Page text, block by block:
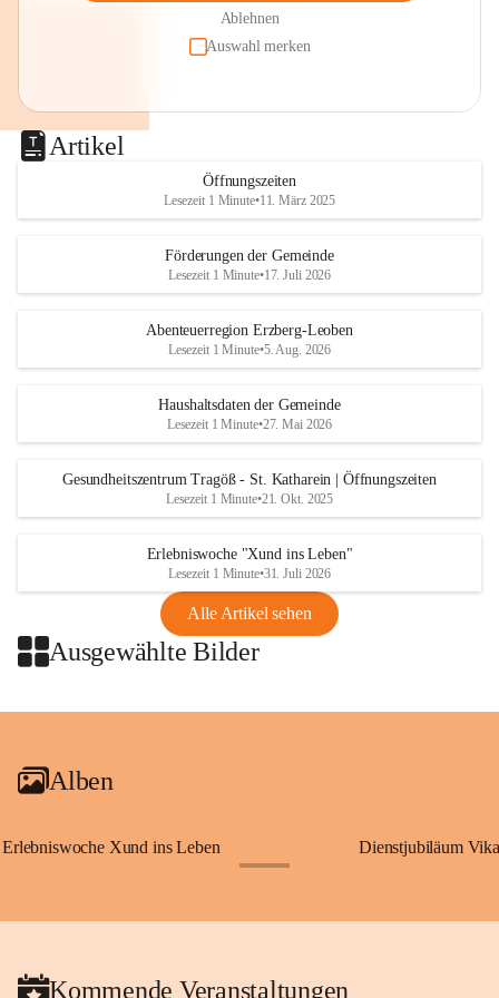
Ablehnen
Auswahl merken
Artikel
Öffnungszeiten
Lesezeit 1 Minute•11. März 2025
Förderungen der Gemeinde
Lesezeit 1 Minute•17. Juli 2026
Abenteuerregion Erzberg-Leoben
Lesezeit 1 Minute•5. Aug. 2026
Haushaltsdaten der Gemeinde
Lesezeit 1 Minute•27. Mai 2026
Gesundheitszentrum Tragöß - St. Katharein | Öffnungszeiten
Lesezeit 1 Minute•21. Okt. 2025
Erlebniswoche "Xund ins Leben"
Lesezeit 1 Minute•31. Juli 2026
Alle Artikel sehen
Ausgewählte Bilder
+2
Alben
Erlebniswoche Xund ins Leben Dienstjubiläum
Kommende Veranstaltungen